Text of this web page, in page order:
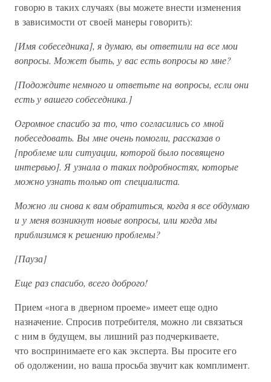
говорю в таких случаях (вы можете внести изменения
в зависимости от своей манеры говорить):
[Имя собеседника], я думаю, вы ответили на все мои
вопросы. Может быть, у вас есть вопросы ко мне?
[Подождите немного и ответьте на вопросы, если они
есть у вашего собеседника.]
Огромное спасибо за то, что согласились со мной
побеседовать. Вы мне очень помогли, рассказав о
[проблеме или ситуации, которой было посвящено
интервью]. Я узнала о таких подробностях, которые
можно узнать только от специалиста.
Можно ли снова к вам обратиться, когда я все обдумаю
и у меня возникнут новые вопросы, или когда мы
приблизимся к решению проблемы?
[Пауза]
Еще раз спасибо, всего доброго!
Прием «нога в дверном проеме» имеет еще одно
назначение. Спросив потребителя, можно ли связаться
с ним в будущем, вы лишний раз подчеркиваете,
что воспринимаете его как эксперта. Вы просите его
об одолжении, но ваша просьба звучит как комплимент.